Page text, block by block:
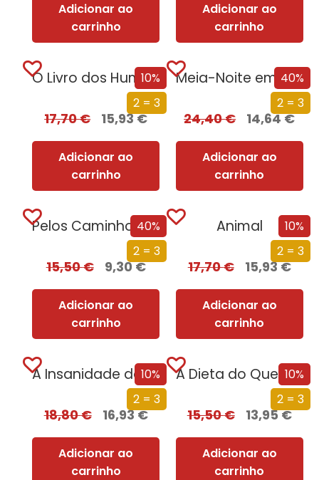
Adicionar ao
carrinho
Adicionar ao
carrinho
10%
2 = 3
O Livro dos Humanos
17,70€ 15,93€
Adicionar ao
carrinho
40%
2 = 3
Meia-Noite em Chernobyl
24,40€ 14,64€
Adicionar ao
carrinho
40%
2 = 3
Pelos Caminhos Assombrados de Portugal – Rota dos Mitos e Lendas
15,50€ 9,30€
Adicionar ao
carrinho
10%
2 = 3
Animal
17,70€ 15,93€
Adicionar ao
carrinho
10%
2 = 3
A Insanidade das Massas
18,80€ 16,93€
Adicionar ao
carrinho
10%
2 = 3
A Dieta do Que Se F*da
15,50€ 13,95€
Adicionar ao
carrinho